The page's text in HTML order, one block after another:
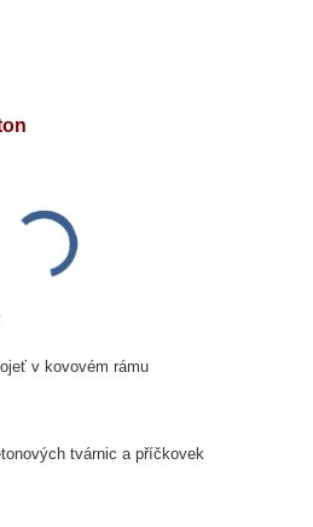
v kovovém rámu
tvárnic a příčkovek